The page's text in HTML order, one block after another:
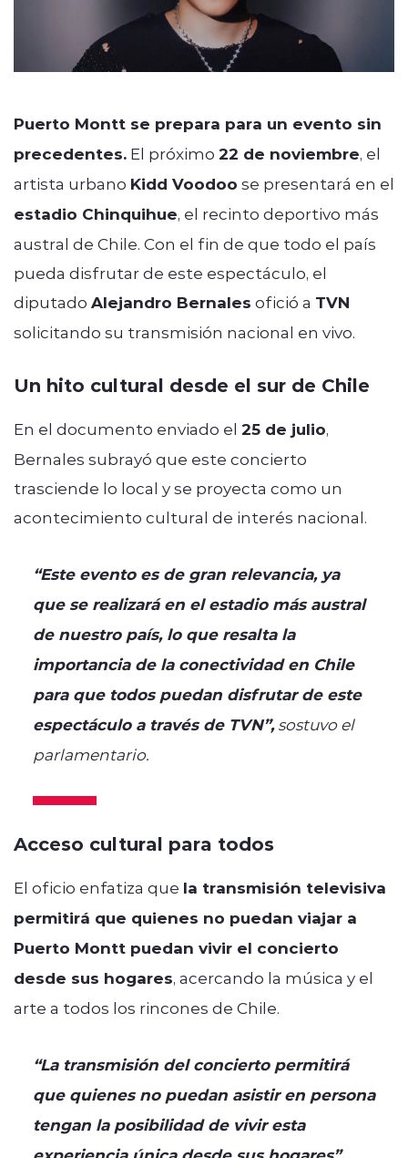
Puerto Montt se prepara para un evento sin
precedentes. El próximo 22 de noviembre, el
artista urbano Kidd Voodoo se presentará en el
estadio Chinquihue, el recinto deportivo más
austral de Chile. Con el fin de que todo el país
pueda disfrutar de este espectáculo, el
diputado Alejandro Bernales ofició a TVN
solicitando su transmisión nacional en vivo.
Un hito cultural desde el sur de Chile
En el documento enviado el 25 de julio,
Bernales subrayó que este concierto
trasciende lo local y se proyecta como un
acontecimiento cultural de interés nacional.
“Este evento es de gran relevancia, ya
que se realizará en el estadio más austral
de nuestro país, lo que resalta la
importancia de la conectividad en Chile
para que todos puedan disfrutar de este
espectáculo a través de TVN”,sostuvo el
parlamentario.
Acceso cultural para todos
El oficio enfatiza que la transmisión televisiva
permitirá que quienes no puedan viajar a
Puerto Montt puedan vivir el concierto
desde sus hogares, acercando la música y el
arte a todos los rincones de Chile.
“La transmisión del concierto permitirá
que quienes no puedan asistir en persona
tengan la posibilidad de vivir esta